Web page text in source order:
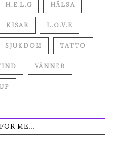
H.E.L.G HÄLSA
KISAR L.O.V.E
SJUKDOM TATTO
VÄNNER
ME…